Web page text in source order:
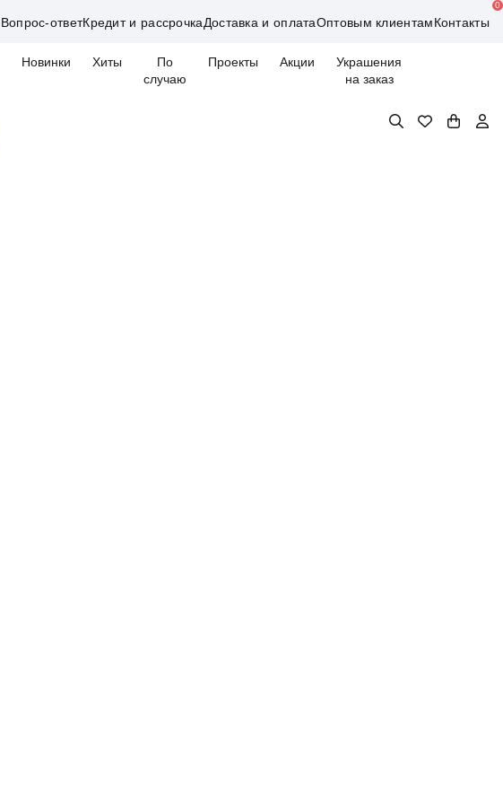
Вопрос-ответКредит и рассрочкаДоставка и оплатаОптовым клиентамКонтакты
Новинки Хиты
По
случаю
Проекты Акции
Украшения
на заказ
0